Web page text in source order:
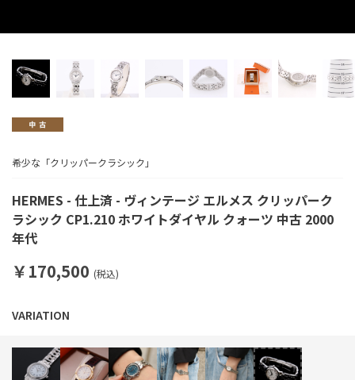
HERMES - 仕上済 - ヴィンテージ エルメス クリッパーク
ラシック CP1.210 ホワイトダイヤル クォーツ 中古 2000
年代
希少な「クリッパークラシック」
￥170,500 (税込)